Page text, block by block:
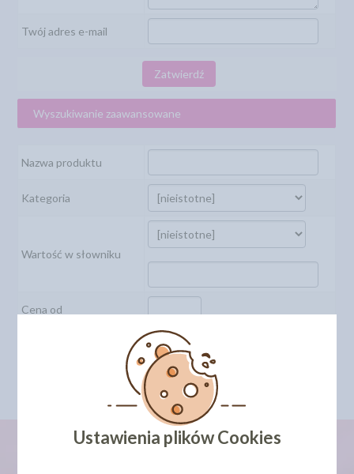
Twój adres e-mail
Zatwierdź
Wyszukiwanie zaawansowane
Nazwa produktu
Kategoria
Wartość w słowniku
Cena od
Szukaj
Ustawienia plików Cookies